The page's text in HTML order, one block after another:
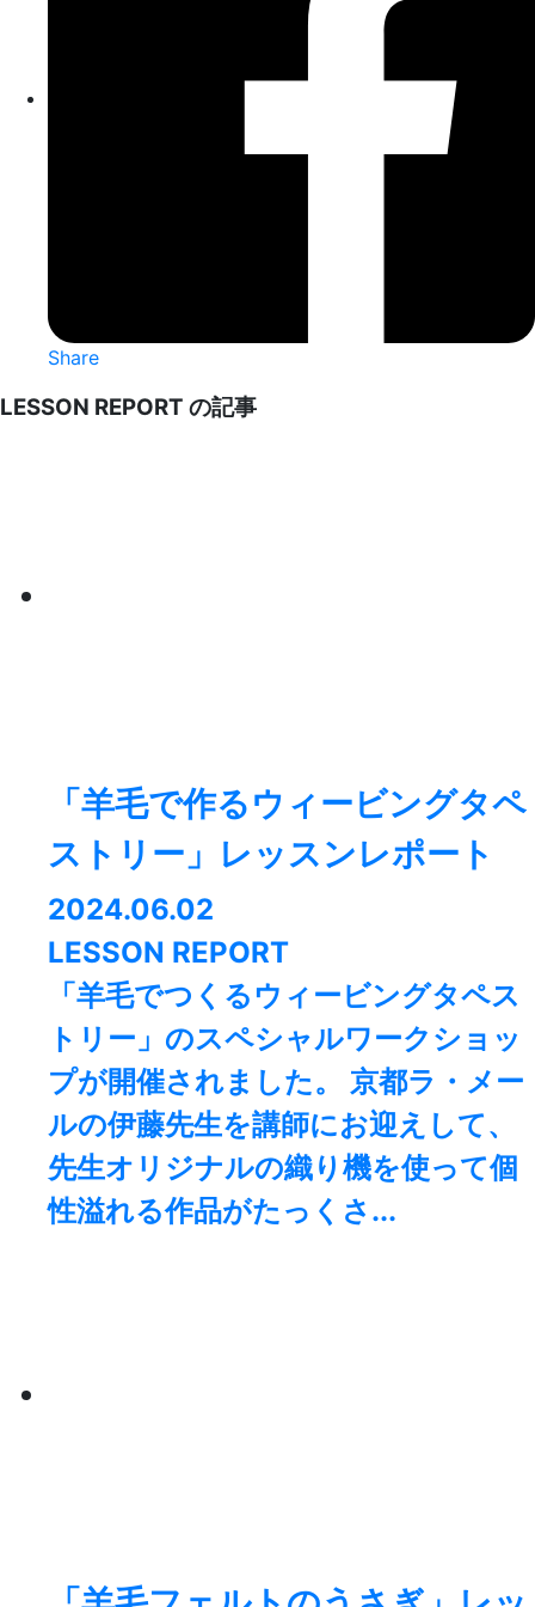
Share
LESSON REPORT の記事
「羊毛で作るウィービングタペ
ストリー」レッスンレポート
2024.06.02
LESSON REPORT
「羊毛でつくるウィービングタペス
トリー」のスペシャルワークショッ
プが開催されました。 京都ラ・メー
ルの伊藤先生を講師にお迎えして、
先生オリジナルの織り機を使って個
性溢れる作品がたっくさ...